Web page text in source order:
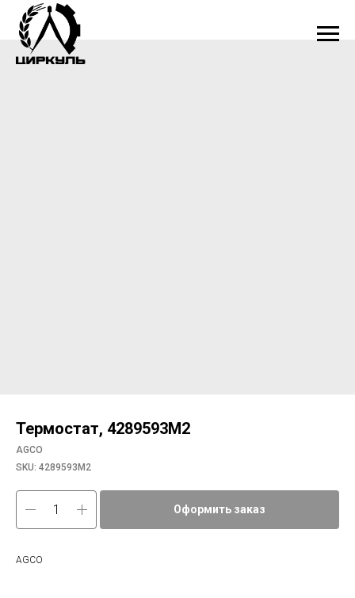
Термостат, 4289593М2
AGCO
SKU: 4289593М2
Оформить заказ
AGCO